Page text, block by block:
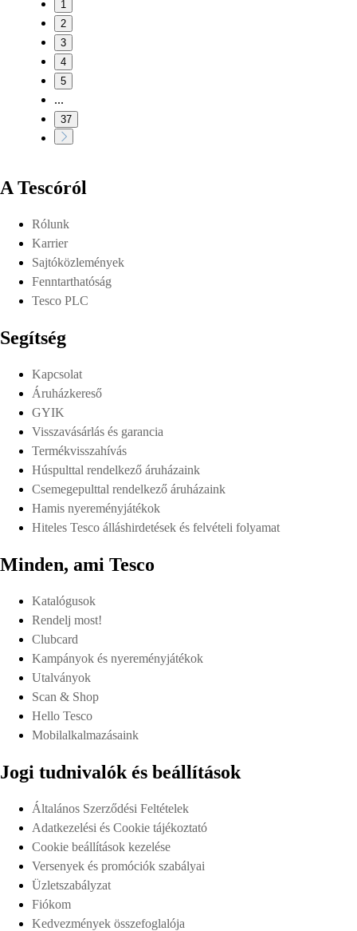
1
2
3
4
5
...
37
A Tescóról
Rólunk
Karrier
Sajtóközlemények
Fenntarthatóság
Tesco PLC
Segítség
Kapcsolat
Áruházkereső
GYIK
Visszavásárlás és garancia
Termékvisszahívás
Húspulttal rendelkező áruházaink
Csemegepulttal rendelkező áruházaink
Hamis nyereményjátékok
Hiteles Tesco álláshirdetések és felvételi folyamat
Minden, ami Tesco
Katalógusok
Rendelj most!
Clubcard
Kampányok és nyereményjátékok
Utalványok
Scan & Shop
Hello Tesco
Mobilalkalmazásaink
Jogi tudnivalók és beállítások
Általános Szerződési Feltételek
Adatkezelési és Cookie tájékoztató
Cookie beállítások kezelése
Versenyek és promóciók szabályai
Üzletszabályzat
Fiókom
Kedvezmények összefoglalója